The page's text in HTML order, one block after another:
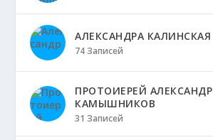
АЛЕКСАНДРА КАЛИНСКАЯ
74 Записей
ПРОТОИЕРЕЙ АЛЕКСАНДР
КАМЫШНИКОВ
31 Записей